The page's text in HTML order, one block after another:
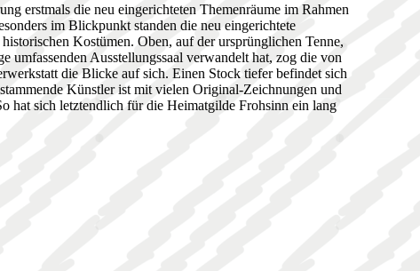
erstmals die neu eingerichteten Themenräume im Rahmen
im Blickpunkt standen die neu eingerichtete
Kostümen. Oben, auf der ursprünglichen Tenne,
umfassenden Ausstellungssaal verwandelt hat, zog die von
die Blicke auf sich. Einen Stock tiefer befindet sich
Künstler ist mit vielen Original-Zeichnungen und
hat sich letztendlich für die Heimatgilde Frohsinn ein lang